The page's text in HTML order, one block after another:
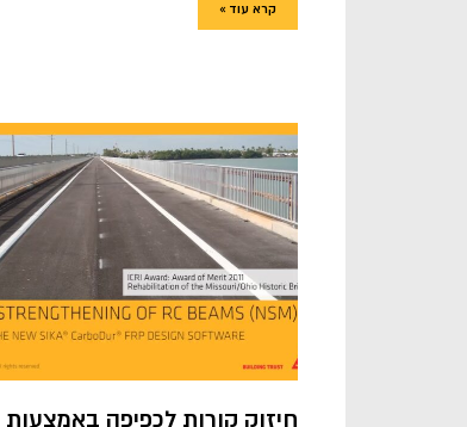
קרא עוד »